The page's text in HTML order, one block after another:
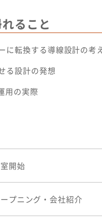
ること
に転換する導線設計の考
る設計の発想
用の実際
開始
プニング・会社紹介